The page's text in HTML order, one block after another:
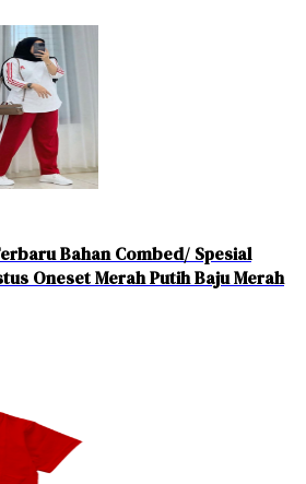
Bahan Combed/ Spesial
Oneset Merah Putih Baju Merah